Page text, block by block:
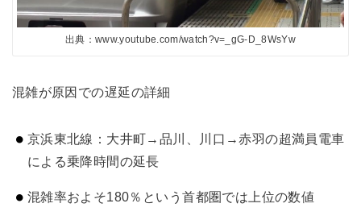
出典：www.youtube.com/watch?v=_gG-D_8WsYw
混雑が原因での遅延の詳細
京浜東北線：大井町→品川、川口→赤羽の超満員電車
による乗降時間の延長
混雑率およそ180％という首都圏では上位の数値